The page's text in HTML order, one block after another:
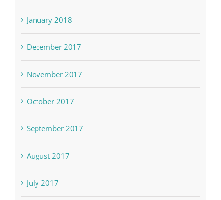
January 2018
December 2017
November 2017
October 2017
September 2017
August 2017
July 2017